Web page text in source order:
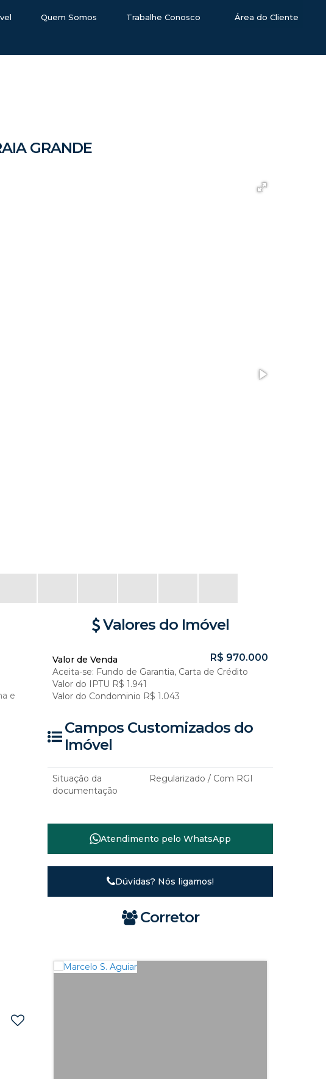
Quem Somos Trabalhe Conosco Área do Cliente
GRANDE
e
Valores do Imóvel
R$ 970.000
Valor de Venda
Aceita-se: Fundo de Garantia, Carta de Crédito
Valor do IPTU R$ 1.941
Valor do Condominio R$ 1.043
Campos Customizados do
Imóvel
Situação da
documentação
Regularizado / Com RGI
Atendimento pelo WhatsApp
Dúvidas? Nós ligamos!
Corretor